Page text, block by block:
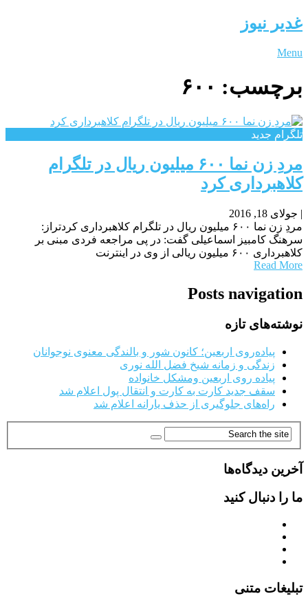
غدیر نیوز
Menu
برچسب: ۶۰۰
تلگرام جدید
مردِ زن نما ۶۰۰ میلیون ریال در تلگرام
کلاهبرداری کرد
| جولای 18, 2016
مردِ زن نما ۶۰۰ میلیون ریال در تلگرام کلاهبرداری کردتراز:
سرهنگ کامبیز اسماعیلی گفت: در پی مراجعه فردی مبنی بر
کلاهبرداری ۶۰۰ میلیون ریالی از وی در اینترنت
Read More
Posts navigation
نوشته‌های تازه
پیاده‌روی اربعین؛ کانون شور و بالندگی معنوی نوجوانان
زندگی و زمانه شیخ فضل الله نوری
پیاده روی اربعین ومشکل خانواده
سقف جدید کارت به کارت و انتقال پول اعلام شد
راه‌های جلوگیری از حذف یارانه اعلام شد
آخرین دیدگاه‌ها
ما را دنبال کنید
تبلیغات متنی